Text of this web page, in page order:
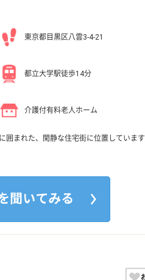
東京都目黒区八雲3-4-21
都立大学駅徒歩14分
介護付有料老人ホーム
囲まれた、閑静な住宅街に位置しています